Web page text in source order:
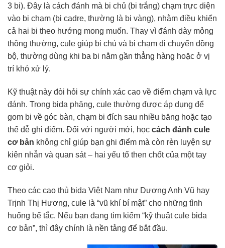
3 bi). Đây là cách đánh mà bi chủ (bi trắng) chạm trực diện
vào bi chạm (bi cadre, thường là bi vàng), nhằm điều khiển
cả hai bi theo hướng mong muốn. Thay vì đánh dày mỏng
thông thường, cule giúp bi chủ và bi chạm di chuyển đồng
bộ, thường dùng khi ba bi nằm gần thẳng hàng hoặc ở vị
trí khó xử lý.
Kỹ thuật này đòi hỏi sự chính xác cao về điểm chạm và lực
đánh. Trong bida phăng, cule thường được áp dụng để
gom bi về góc bàn, chạm bi đích sau nhiều băng hoặc tạo
thế dễ ghi điểm. Đối với người mới, học cách đánh cule
cơ bản không chỉ giúp bạn ghi điểm mà còn rèn luyện sự
kiên nhẫn và quan sát – hai yếu tố then chốt của một tay
cơ giỏi.
Theo các cao thủ bida Việt Nam như Dương Anh Vũ hay
Trịnh Thị Hương, cule là “vũ khí bí mật” cho những tình
huống bế tắc. Nếu bạn đang tìm kiếm “kỹ thuật cule bida
cơ bản”, thì đây chính là nền tảng để bắt đầu.